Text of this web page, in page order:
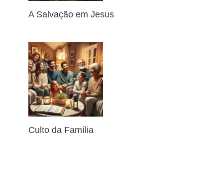
A Salvação em Jesus
Culto da Família